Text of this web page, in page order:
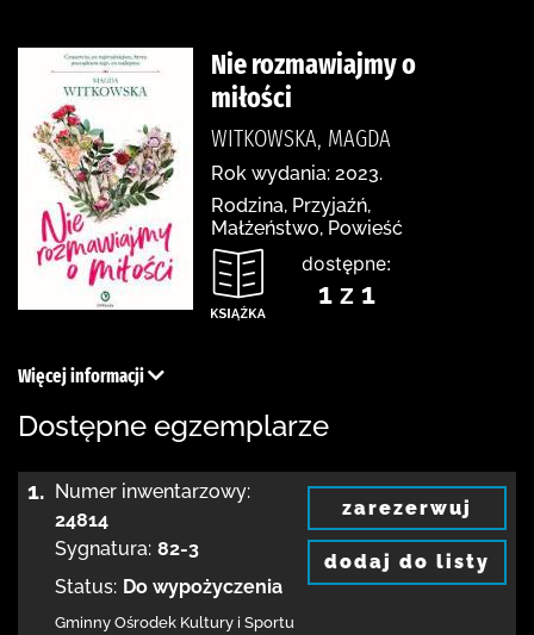
Nie rozmawiajmy o
miłości
WITKOWSKA, MAGDA
Rok wydania: 2023.
Rodzina, Przyjaźń,
Małżeństwo, Powieść
dostępne:
1 z 1
Więcej informacji
Dostępne egzemplarze
1. Numer inwentarzowy:
24814
Sygnatura: 82-3
Status: Do wypożyczenia
Gminny Ośrodek Kultury i Sportu
zarezerwuj
dodaj do listy